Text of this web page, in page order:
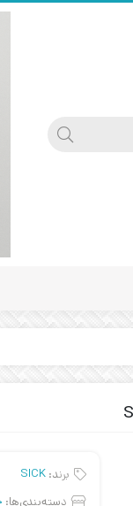
برند: SICK
دسته‌بندی‌ها: